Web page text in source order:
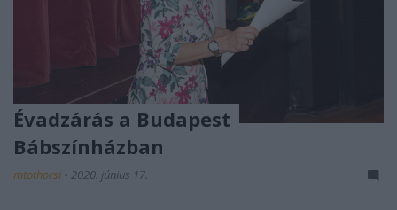
Évadzárás a Budapest
Bábszínházban
mtothorsi • 2020. június 17.